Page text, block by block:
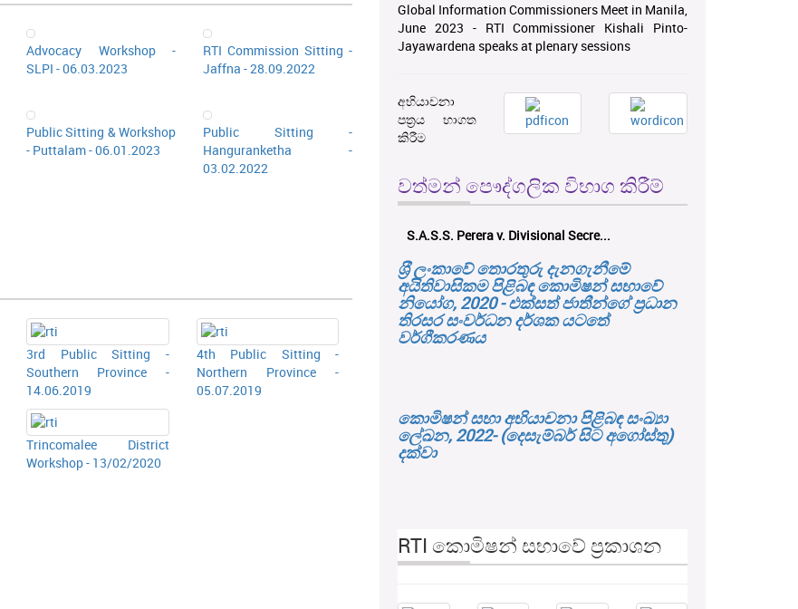
Advocacy Workshop -
SLPI - 06.03.2023
RTI Commission Sitting -
Jaffna - 28.09.2022
Public Sitting & Workshop
- Puttalam - 06.01.2023
Public Sitting -
Hanguranketha -
03.02.2022
3rd Public Sitting -
Southern Province -
14.06.2019
4th Public Sitting -
Northern Province -
05.07.2019
Trincomalee District
Workshop - 13/02/2020
Global Information Commissioners Meet in Manila,
June 2023 - RTI Commissioner Kishali Pinto-
Jayawardena speaks at plenary sessions
අභියාචනා
පත්‍රය භාගත
කිරීම
වත්මන් පෞද්ගලික විභාග කිරීම්
S.A.S.S. Perera v. Divisional Secre...
ශ‍්‍රී ලංකාවේ තොරතුරු දැනගැනීමේ
අයිතිවාසිකම පිළිබඳ කොමිෂන් සභාවේ
නියෝග, 2020 - එක්සත් ජාතීන්ගේ ප්‍රධාන
තිරසර සංවර්ධන දර්ශක යටතේ
වර්ගීකරණය
කොමිෂන් සභා අභියාචනා පිළිබඳ සංඛ්‍යා
ලේඛන, 2022- (දෙසැම්බර් සිට අගෝස්තු)
දක්වා
RTI කොමිෂන් සභාවේ ප්‍රකාශන